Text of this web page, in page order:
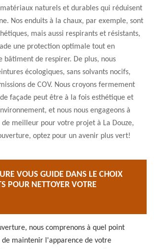
matériaux naturels et durables qui réduisent
Nos enduits à la chaux, par exemple, sont
mais aussi respirants et résistants,
une protection optimale tout en
bâtiment de respirer. De plus, nous
écologiques, sans solvants nocifs,
de COV. Nous croyons fermement
façade peut être à la fois esthétique et
et nous nous engageons à
meilleur pour votre projet à La Douze,
optez pour un avenir plus vert!
VOUS GUIDE DANS LE CHOIX
POUR NETTOYER VOTRE
nous comprenons à quel point
de maintenir l'apparence de votre